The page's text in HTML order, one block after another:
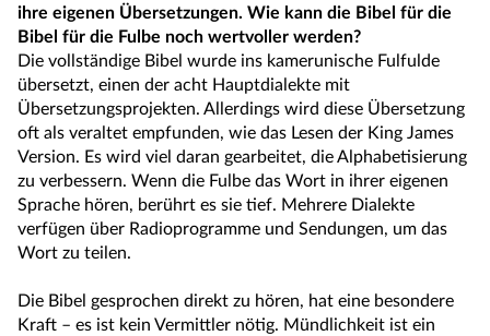
ihre eigenen Übersetzungen. Wie kann die Bibel für die
Bibel für die Fulbe noch wertvoller werden?
Die vollständige Bibel wurde ins kamerunische Fulfulde
übersetzt, einen der acht Hauptdialekte mit
Übersetzungsprojekten. Allerdings wird diese Übersetzung
oft als veraltet empfunden, wie das Lesen der King James
Version. Es wird viel daran gearbeitet, die Alphabetisierung
zu verbessern. Wenn die Fulbe das Wort in ihrer eigenen
Sprache hören, berührt es sie tief. Mehrere Dialekte
verfügen über Radioprogramme und Sendungen, um das
Wort zu teilen.
Die Bibel gesprochen direkt zu hören, hat eine besondere
Kraft – es ist kein Vermittler nötig. Mündlichkeit ist ein